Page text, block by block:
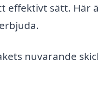
effektivt sätt. Här
nuvarande